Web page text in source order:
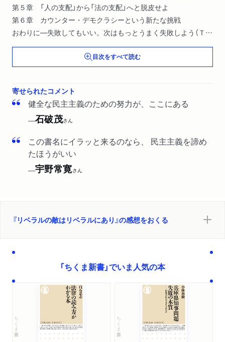
第５章 「人の支配」から「法の支配」へと脱皮せよ
第６章 カウンター・デモクラシーという新たな挑戦
おわりに―失敗してもいい。次はもっとうまく失敗しよう（Ｔｒ
ｙ ａｇａｉｎ．Ｆａｉｌ ｂｅｔｔｅｒ．）
目次をすべて読む
寄せられたコメント
健全な民主主義のための努力が、ここにある
──石破茂さん
この書名にイラッと来るのなら、 民主主義を諦め
たほうがいい
──宇野常寛さん
『リベラルの敵はリベラルにあり』の感想をおくる
「ちくま新書」でいま人気の本
ちくま新書 ちくま新書